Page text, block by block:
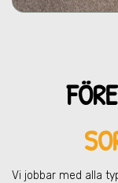
Vi jobbar med alla